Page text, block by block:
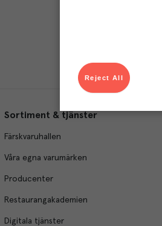
Sortiment & tjänster
Färskvaruhallen
Våra egna varumärken
Producenter
Restaurangakademien
Digitala tjänster
Reject All